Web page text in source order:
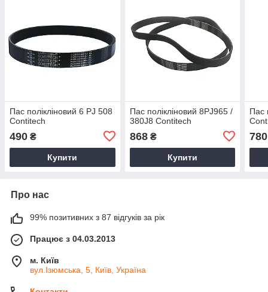
Пас полікліновий 6 PJ 508
Contitech
490 ₴
Купити
Пас полікліновий 8PJ965 /
380J8 Contitech
868₴
Купити
Пас
780
Про нас
99% позитивних з 87 відгуків за рік
Працює з 04.03.2013
м. Київ
вул.Ізюмська, 5, Київ, Україна